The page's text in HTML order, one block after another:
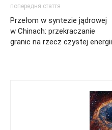
попередня стаття
Przełom w syntezie jądrowej
w Chinach: przekraczanie
granic na rzecz czystej energii